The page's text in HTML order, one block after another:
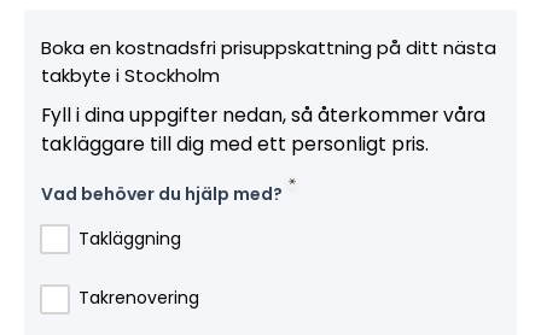
Boka en kostnadsfri prisuppskattning på ditt nästa
takbyte i Stockholm
Fyll i dina uppgifter nedan, så återkommer våra
takläggare till dig med ett personligt pris.
Vad behöver du hjälp med?
Takläggning
Takrenovering